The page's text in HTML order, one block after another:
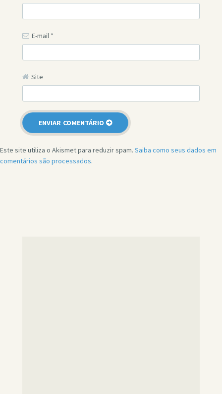
E-mail *
Site
Este site utiliza o Akismet para reduzir spam. Saiba como seus dados em
comentários são processados.